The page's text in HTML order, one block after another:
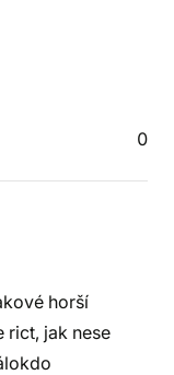
0
horší
rict, jak nese